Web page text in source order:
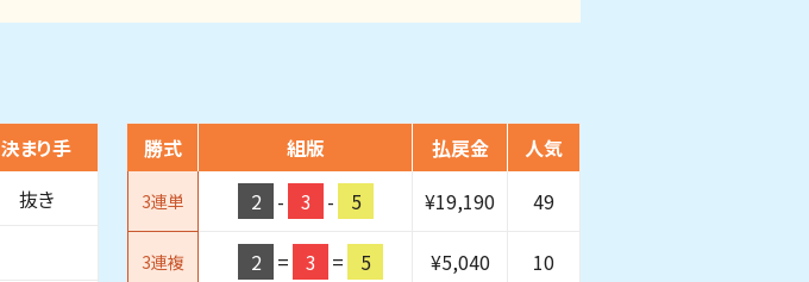
決まり手
抜き
勝式 組版 払戻金 人気
3連単 2 - 3 - 5 ¥19,190 49
3連複 2 = 3 = 5 ¥5,040 10